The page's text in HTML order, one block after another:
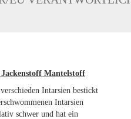
Mantelstoff
Intarsien bestickt
Intarsien
schwer und hat ein